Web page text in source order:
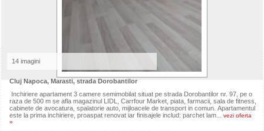
14 imagini
Cluj Napoca, Marasti, strada Dorobantilor
Inchiriere apartament 3 camere semimobilat situat pe strada Dorobantilor nr. 97, pe o
raza de 500 m se afla magazinul LIDL, Carrfour Market, piata, farmacii, sala de fitness,
cabinete de avocatura, spalatorie auto, mijloacele de transport in comun. Apartamentul
este la prima inchiriere, proaspat renovat iar finisajele includ: parchet lam...vezi oferta
»